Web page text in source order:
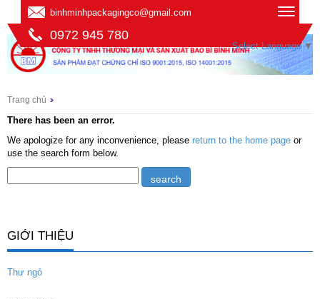
binhminhpackagingco@gmail.com
0972 945 780
Select Language ▼
Trang chủ
There has been an error.
We apologize for any inconvenience, please return to the home page or
use the search form below.
GIỚI THIỆU
Thư ngỏ